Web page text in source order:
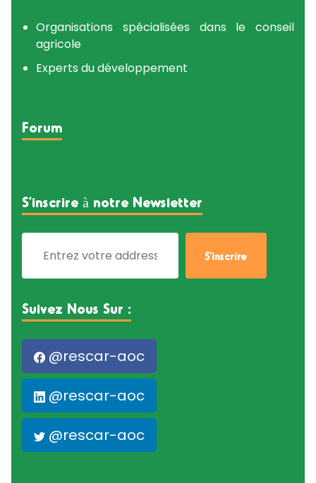
Organisations spécialisées dans le conseil
agricole
Experts du développement
Forum
S’inscrire à notre Newsletter
Suivez Nous Sur :
@rescar-aoc
@rescar-aoc
@rescar-aoc